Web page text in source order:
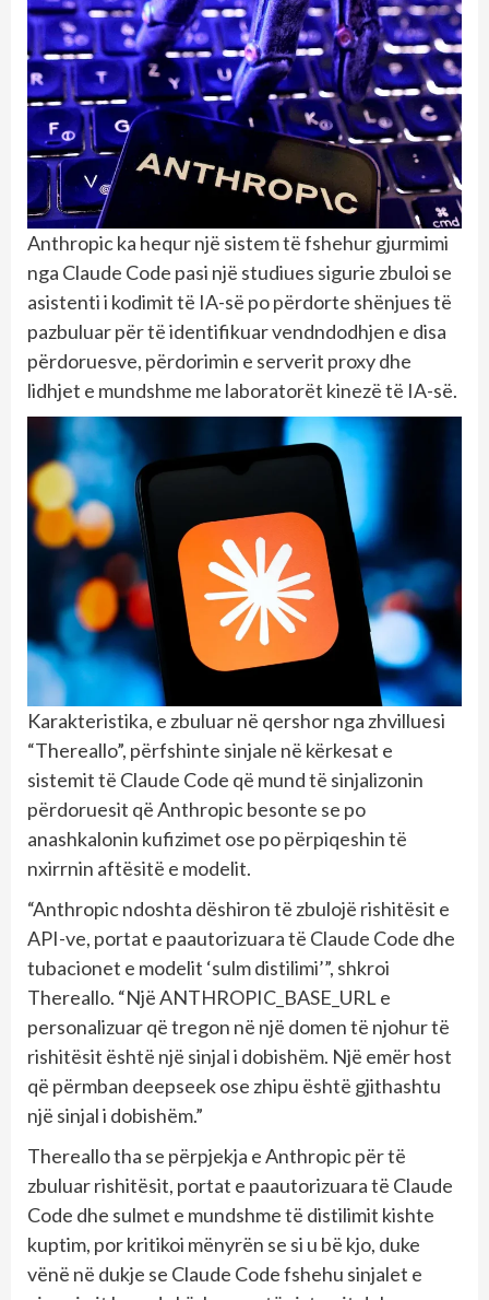
Anthropic ka hequr një sistem të fshehur gjurmimi
nga Claude Code pasi një studiues sigurie zbuloi se
asistenti i kodimit të IA-së po përdorte shënjues të
pazbuluar për të identifikuar vendndodhjen e disa
përdoruesve, përdorimin e serverit proxy dhe
lidhjet e mundshme me laboratorët kinezë të IA-së.
Karakteristika, e zbuluar në qershor nga zhvilluesi
“Thereallo”, përfshinte sinjale në kërkesat e
sistemit të Claude Code që mund të sinjalizonin
përdoruesit që Anthropic besonte se po
anashkalonin kufizimet ose po përpiqeshin të
nxirrnin aftësitë e modelit.
“Anthropic ndoshta dëshiron të zbulojë rishitësit e
API-ve, portat e paautorizuara të Claude Code dhe
tubacionet e modelit ‘sulm distilimi’”, shkroi
Thereallo. “Një ANTHROPIC_BASE_URL e
personalizuar që tregon në një domen të njohur të
rishitësit është një sinjal i dobishëm. Një emër host
që përmban deepseek ose zhipu është gjithashtu
një sinjal i dobishëm.”
Thereallo tha se përpjekja e Anthropic për të
zbuluar rishitësit, portat e paautorizuara të Claude
Code dhe sulmet e mundshme të distilimit kishte
kuptim, por kritikoi mënyrën se si u bë kjo, duke
vënë në dukje se Claude Code fshehu sinjalet e